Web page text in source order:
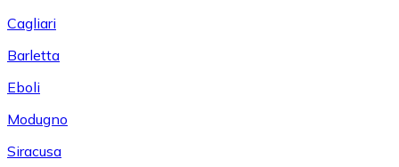
Cagliari
Barletta
Eboli
Modugno
Siracusa